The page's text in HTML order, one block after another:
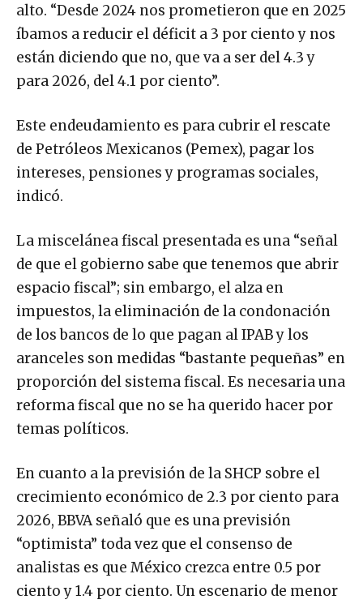
alto. “Desde 2024 nos prometieron que en 2025
íbamos a reducir el déficit a 3 por ciento y nos
están diciendo que no, que va a ser del 4.3 y
para 2026, del 4.1 por ciento”.
Este endeudamiento es para cubrir el rescate
de Petróleos Mexicanos (Pemex), pagar los
intereses, pensiones y programas sociales,
indicó.
La miscelánea fiscal presentada es una “señal
de que el gobierno sabe que tenemos que abrir
espacio fiscal”; sin embargo, el alza en
impuestos, la eliminación de la condonación
de los bancos de lo que pagan al IPAB y los
aranceles son medidas “bastante pequeñas” en
proporción del sistema fiscal. Es necesaria una
reforma fiscal que no se ha querido hacer por
temas políticos.
En cuanto a la previsión de la SHCP sobre el
crecimiento económico de 2.3 por ciento para
2026, BBVA señaló que es una previsión
“optimista” toda vez que el consenso de
analistas es que México crezca entre 0.5 por
ciento y 1.4 por ciento. Un escenario de menor